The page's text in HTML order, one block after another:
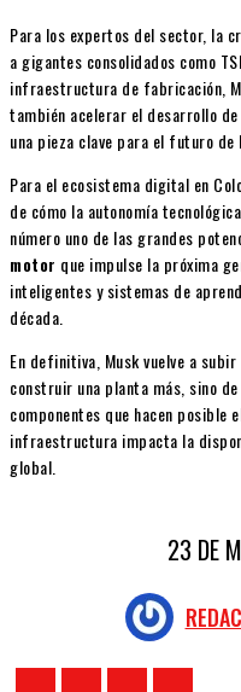
Para los expertos del sector, la
a gigantes consolidados como
infraestructura de fabricación,
también acelerar el desarrollo
una pieza clave para el futuro
Para el ecosistema digital en
de cómo la autonomía
número uno de las grandes
motor que impulse la próxima
inteligentes y sistemas de
década.
En definitiva, Musk vuelve a
construir una planta más, sino
componentes que hacen
infraestructura impacta la
global.
23 DE